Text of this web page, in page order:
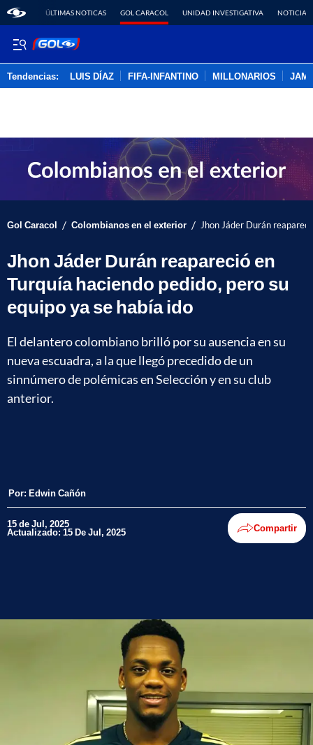
ÚLTIMAS NOTICAS GOL CARACOL UNIDAD INVESTIGATIVA NOTICIAS
Tendencias: LUIS DÍAZ FIFA-INFANTINO MILLONARIOS
Gol Caracol / Colombianos en el exterior / Jhon Jáder Durán
Jhon Jáder Durán reapareció en
Turquía haciendo pedido, pero su
equipo ya se había ido
El delantero colombiano brilló por su ausencia en su
nueva escuadra, a la que llegó precedido de un
sinnúmero de polémicas en Selección y en su club
anterior.
Por: Edwin Cañón
15 de Jul, 2025
Actualizado: 15 De Jul, 2025 Compartir